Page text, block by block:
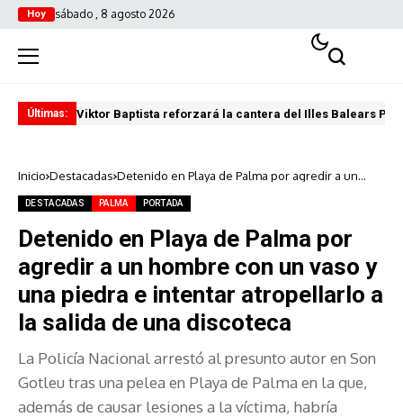
Hoy sábado , 8 agosto 2026
Últimas: Viktor Baptista reforzará la cantera del Illes Balears
Inicio Destacadas Detenido en Playa de Palma por agredir a un
atropellarlo a la salida de una discoteca
DESTACADAS PALMA PORTADA
Detenido en Playa de Palma por
agredir a un hombre con un vaso y
una piedra e intentar atropellarlo a
la salida de una discoteca
La Policía Nacional arrestó al presunto autor en Son
Gotleu tras una pelea en Playa de Palma en la que,
además de causar lesiones a la víctima, habría